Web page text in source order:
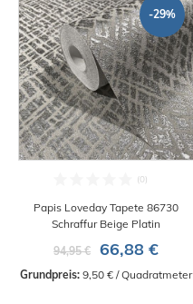
-29%
Papis Loveday Tapete 86730
Schraffur Beige Platin
94,95 €
66,88 €
Grundpreis: 9,50 € / Quadratmeter